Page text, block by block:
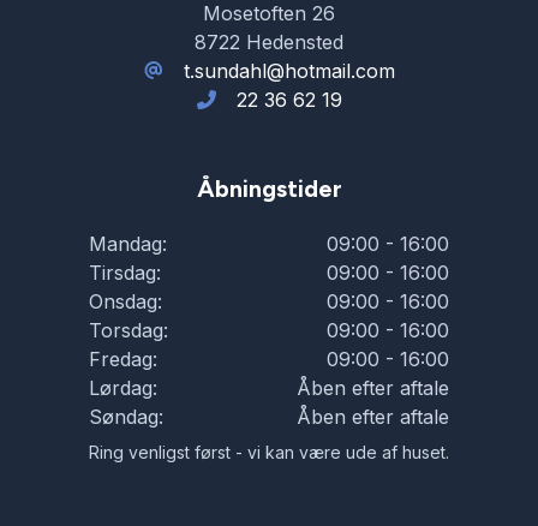
Mosetoften 26
8722 Hedensted
t.sundahl@hotmail.com
22 36 62 19
Åbningstider
Mandag:
09:00 - 16:00
Tirsdag:
09:00 - 16:00
Onsdag:
09:00 - 16:00
Torsdag:
09:00 - 16:00
Fredag:
09:00 - 16:00
Lørdag:
Åben efter aftale
Søndag:
Åben efter aftale
Ring venligst først - vi kan være ude af huset.